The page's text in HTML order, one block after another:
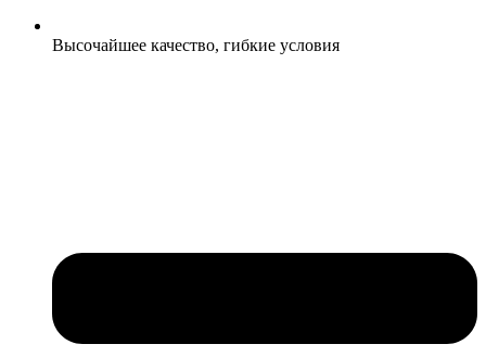
Высочайшее качество, гибкие условия